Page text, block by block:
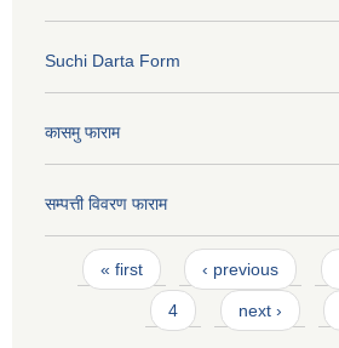
Suchi Darta Form
कासमु फाराम
सम्पत्ती विवरण फाराम
Pages
« first ‹ previous
4 next ›